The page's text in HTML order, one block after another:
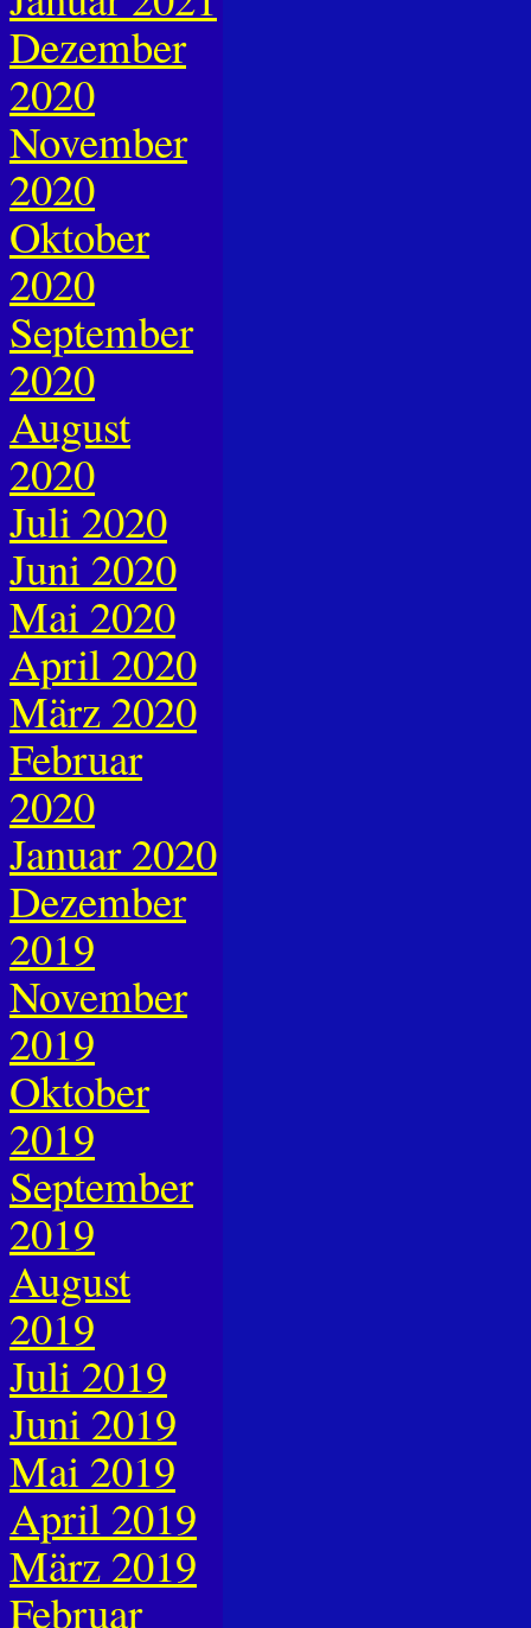
Dezember
2020
November
2020
Oktober
2020
September
2020
August
2020
Juli 2020
Juni 2020
Mai 2020
April 2020
März 2020
Februar
2020
Januar 2020
Dezember
2019
November
2019
Oktober
2019
September
2019
August
2019
Juli 2019
Juni 2019
Mai 2019
April 2019
März 2019
Februar